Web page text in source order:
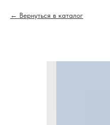
Вернуться в каталог